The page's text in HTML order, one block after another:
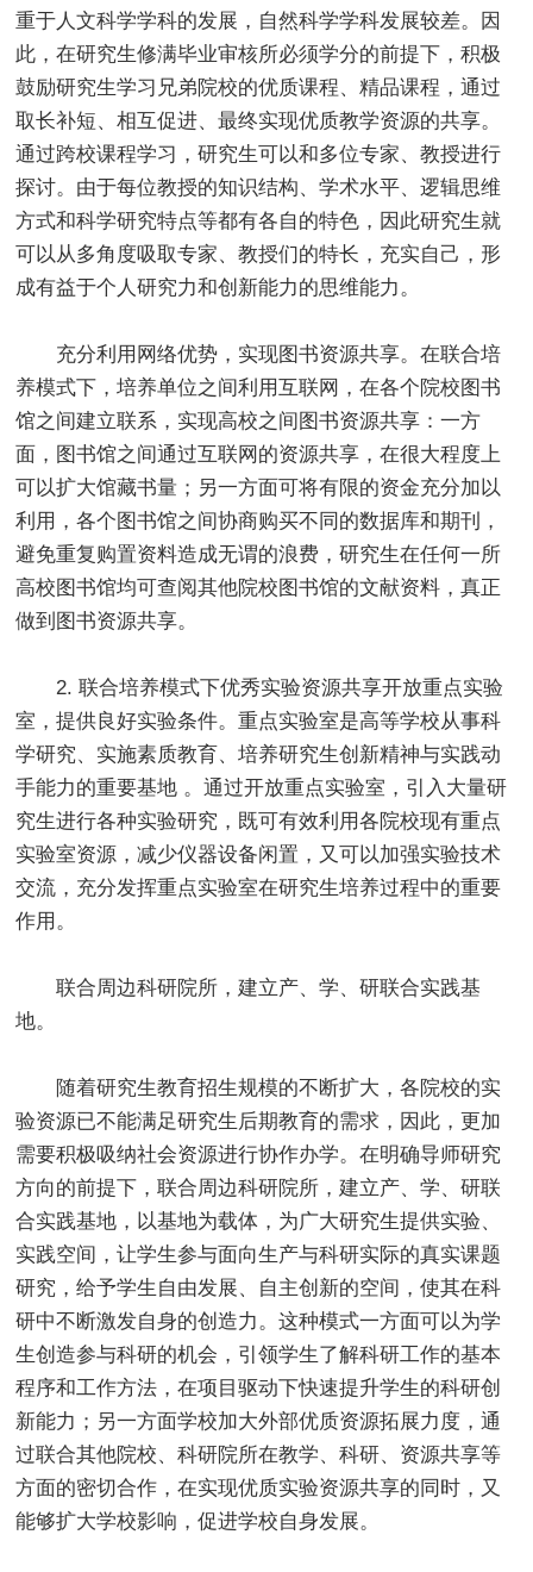
重于人文科学学科的发展，自然科学学科发展较差。因
此，在研究生修满毕业审核所必须学分的前提下，积极
鼓励研究生学习兄弟院校的优质课程、精品课程，通过
取长补短、相互促进、最终实现优质教学资源的共享。
通过跨校课程学习，研究生可以和多位专家、教授进行
探讨。由于每位教授的知识结构、学术水平、逻辑思维
方式和科学研究特点等都有各自的特色，因此研究生就
可以从多角度吸取专家、教授们的特长，充实自己，形
成有益于个人研究力和创新能力的思维能力。
充分利用网络优势，实现图书资源共享。在联合培
养模式下，培养单位之间利用互联网，在各个院校图书
馆之间建立联系，实现高校之间图书资源共享：一方
面，图书馆之间通过互联网的资源共享，在很大程度上
可以扩大馆藏书量；另一方面可将有限的资金充分加以
利用，各个图书馆之间协商购买不同的数据库和期刊，
避免重复购置资料造成无谓的浪费，研究生在任何一所
高校图书馆均可查阅其他院校图书馆的文献资料，真正
做到图书资源共享。
2. 联合培养模式下优秀实验资源共享开放重点实验
室，提供良好实验条件。重点实验室是高等学校从事科
学研究、实施素质教育、培养研究生创新精神与实践动
手能力的重要基地 。通过开放重点实验室，引入大量研
究生进行各种实验研究，既可有效利用各院校现有重点
实验室资源，减少仪器设备闲置，又可以加强实验技术
交流，充分发挥重点实验室在研究生培养过程中的重要
作用。
联合周边科研院所，建立产、学、研联合实践基
地。
随着研究生教育招生规模的不断扩大，各院校的实
验资源已不能满足研究生后期教育的需求，因此，更加
需要积极吸纳社会资源进行协作办学。在明确导师研究
方向的前提下，联合周边科研院所，建立产、学、研联
合实践基地，以基地为载体，为广大研究生提供实验、
实践空间，让学生参与面向生产与科研实际的真实课题
研究，给予学生自由发展、自主创新的空间，使其在科
研中不断激发自身的创造力。这种模式一方面可以为学
生创造参与科研的机会，引领学生了解科研工作的基本
程序和工作方法，在项目驱动下快速提升学生的科研创
新能力；另一方面学校加大外部优质资源拓展力度，通
过联合其他院校、科研院所在教学、科研、资源共享等
方面的密切合作，在实现优质实验资源共享的同时，又
能够扩大学校影响，促进学校自身发展。